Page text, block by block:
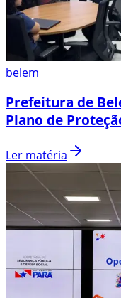
belem
Prefeitura de
Plano de
Ler matéria